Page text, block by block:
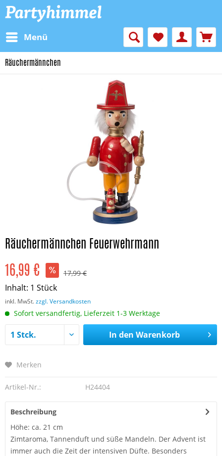
Menü
Räuchermännchen
Räuchermännchen Feuerwehrmann
16,99 € 17,99 €
Inhalt: 1 Stück
inkl. MwSt.zzgl. Versandkosten
Sofort versandfertig, Lieferzeit 1-3 Werktage
In den Warenkorb
Merken
Artikel-Nr.: H24404
Beschreibung
Höhe: ca. 21 cm
Zimtaroma, Tannenduft und süße Mandeln. Der Advent ist
immer auch die Zeit der intensiven Düfte. Besonders